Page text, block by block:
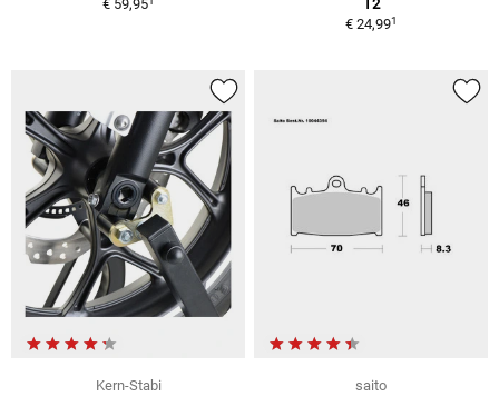
€ 59,95
T2
€ 24,991
Kern-Stabi
saito